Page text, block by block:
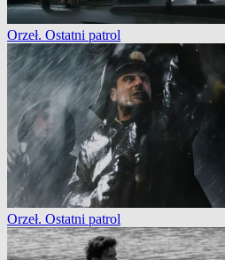
Orzeł. Ostatni patrol
Orzeł. Ostatni patrol